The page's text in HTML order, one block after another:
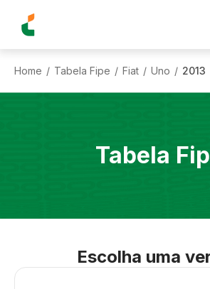
Home / Tabela Fipe / Fiat / Uno / 2013
Tabela
Escolha uma